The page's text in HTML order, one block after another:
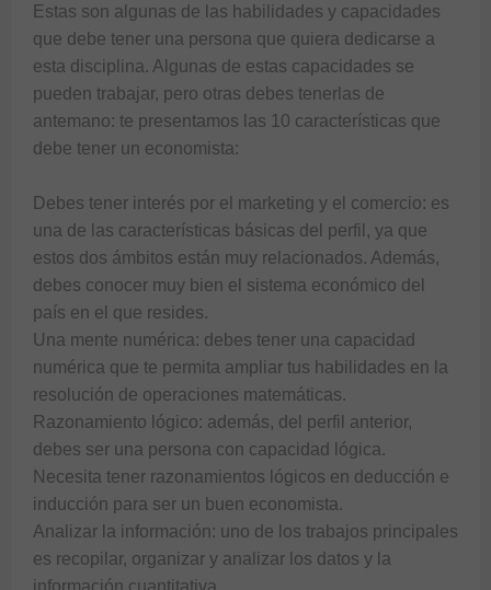
Estas son algunas de las habilidades y capacidades
que debe tener una persona que quiera dedicarse a
esta disciplina. Algunas de estas capacidades se
pueden trabajar, pero otras debes tenerlas de
antemano: te presentamos las 10 características que
debe tener un economista:
Debes tener interés por el marketing y el comercio: es
una de las características básicas del perfil, ya que
estos dos ámbitos están muy relacionados. Además,
debes conocer muy bien el sistema económico del
país en el que resides.
Una mente numérica: debes tener una capacidad
numérica que te permita ampliar tus habilidades en la
resolución de operaciones matemáticas.
Razonamiento lógico: además, del perfil anterior,
debes ser una persona con capacidad lógica.
Necesita tener razonamientos lógicos en deducción e
inducción para ser un buen economista.
Analizar la información: uno de los trabajos principales
es recopilar, organizar y analizar los datos y la
información cuantitativa.